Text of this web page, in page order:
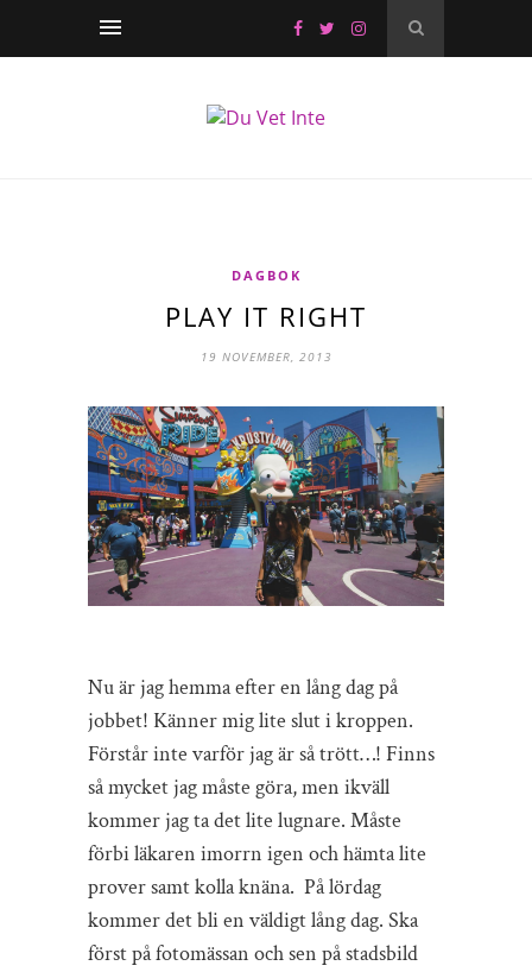
DAGBOK
PLAY IT RIGHT
19 NOVEMBER, 2013
Nu är jag hemma efter en lång dag på
jobbet! Känner mig lite slut i kroppen.
Förstår inte varför jag är så trött…! Finns
så mycket jag måste göra, men ikväll
kommer jag ta det lite lugnare. Måste
förbi läkaren imorrn igen och hämta lite
prover samt kolla knäna. På lördag
kommer det bli en väldigt lång dag. Ska
först på fotomässan och sen på stadsbild